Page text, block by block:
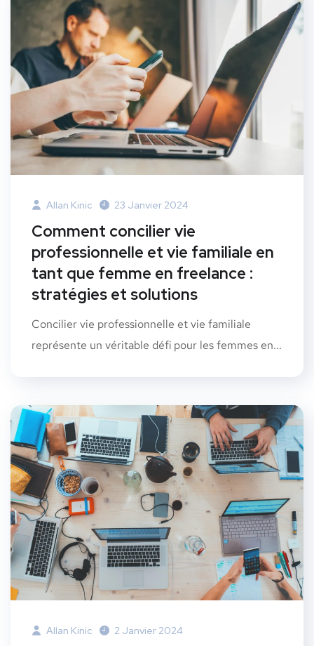
Allan Kinic 23 Janvier 2024
Comment concilier vie
professionnelle et vie familiale en
tant que femme en freelance :
stratégies et solutions
Concilier vie professionnelle et vie familiale
représente un véritable défi pour les femmes en...
Allan Kinic 2 Janvier 2024